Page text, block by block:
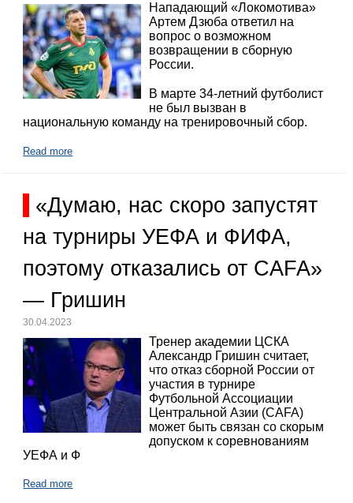
Нападающий «Локомотива»
Артем Дзюба ответил на
вопрос о возможном
возвращении в сборную
России.
В марте 34-летний футболист
не был вызван в
национальную команду на тренировочный сбор.
Read more
«Думаю, нас скоро запустят
на турниры УЕФА и ФИФА,
поэтому отказались от CAFA»
— Гришин
30.04.2023
Тренер академии ЦСКА
Александр Гришин считает,
что отказ сборной России от
участия в турнире
Футбольной Ассоциации
Центральной Азии (CAFA)
может быть связан со скорым
допуском к соревнованиям
УЕФА и Ф
Read more